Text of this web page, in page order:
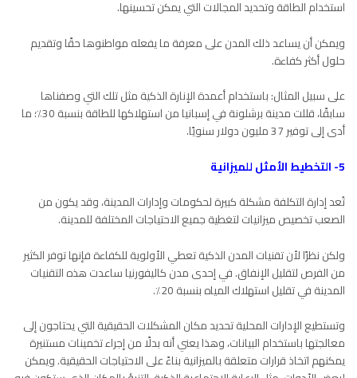
استخدام الطاقة وتحديد المجالات التي يمكن تحسينها.
ويمكن أن يساعد ذلك المدن على معرفة ما يفعله مواطنوها حقًا وتقديم
حلول أكثر كفاءة.
على سبيل المثال: باستخدام أعمدة الإنارة الذكية مثل تلك التي وصفناها
سابقًا، قللت مدينة برشلونة في إسبانيا من استهلاكها للطاقة بنسبة 30٪؛ ما
أدى إلى توفير 37 مليون دولار سنويًا.
5- التخطيط الأمثل للميزانية
تُعد إدارة التكلفة مشكلة كبيرة لحكومات وإدارات المدينة، وقد يكون من
الصعب تخصيص ميزانيات لتغطية جميع الاحتياجات المختلفة للمدينة.
ولكن نظرًا لأن تقنيات المدن الذكية تعطي الأولوية للكفاءة فإنها توفر الكثير
من الفرص لتقليل الإنفاق. في إحدى مدن كاليفورنيا ساعدت هذه التقنيات
المدينة في تقليل استهلاك المياه بنسبة 20٪.
وتستطيع الإدارات المحلية تحديد مكان المشكلات الحقيقية التي يحتاجون إلى
معالجتها باستخدام البيانات، وهذا يعني أنه بدلًا من إجراء تخمينات مستنيرة
يمكنهم اتخاذ قرارات متعلقة بالميزانية بناءً على الاحتياجات الحقيقية. ويمكن